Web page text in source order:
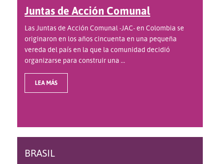
Juntas de Acción Comunal
Las Juntas de Acción Comunal -JAC- en Colombia se
originaron en los años cincuenta en una pequeña
vereda del país en la que la comunidad decidió
organizarse para construir una ...
LEA MÁS
BRASIL